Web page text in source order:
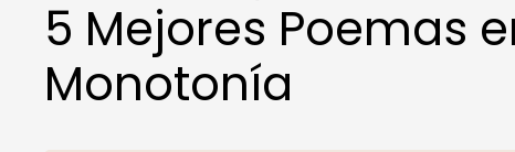
5 Mejores Poemas
Monotonía